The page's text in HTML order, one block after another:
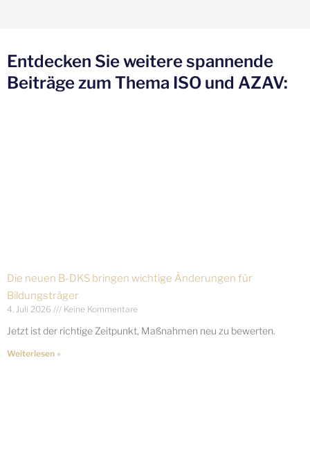
Entdecken Sie weitere spannende
Beiträge zum Thema ISO und AZAV:
Die neuen B-DKS bringen wichtige Änderungen für
Bildungsträger
4. Juli 2026 Keine Kommentare
Jetzt ist der richtige Zeitpunkt, Maßnahmen neu zu bewerten.
Weiterlesen »